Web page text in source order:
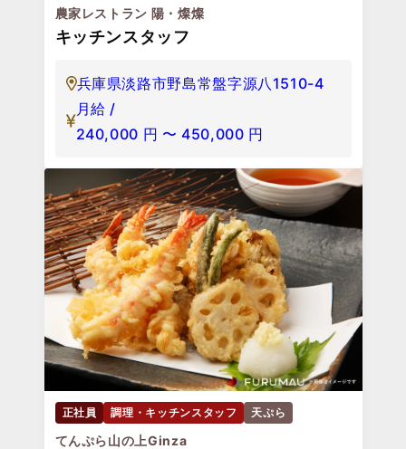
農家レストラン 陽・燦燦
キッチンスタッフ
兵庫県淡路市野島常盤字源八1510-4
月給 /
240,000 円 〜 450,000 円
正社員 調理・キッチンスタッフ 天ぷら
てんぷら山の上Ginza